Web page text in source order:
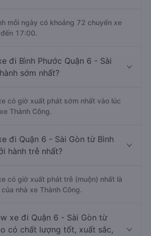
mỗi ngày có khoảng 72 chuyến xe
17:00.
đi Bình Phước Quận 6 - Sài
sớm nhất?
có giờ xuất phát sớm nhất vào lúc
Thành Công.
đi Quận 6 - Sài Gòn từ Bình
hành trễ nhất?
có giờ xuất phát trễ (muộn) nhất là
nhà xe Thành Công.
xe đi Quận 6 - Sài Gòn từ
có chất lượng tốt, xuất sắc,